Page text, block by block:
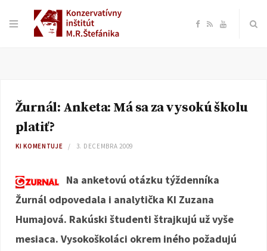
F
e
o
R Y
T
Žurnál: Anketa: Má sa za vysokú školu
platiť?
KI KOMENTUJE 3. DECEMBRA 2009
Na anketovú otázku týždenníka
Žurnál odpovedala i analytička KI Zuzana
Humajová. Rakúski študenti štrajkujú už vyše
mesiaca. Vysokoškoláci okrem iného požadujú